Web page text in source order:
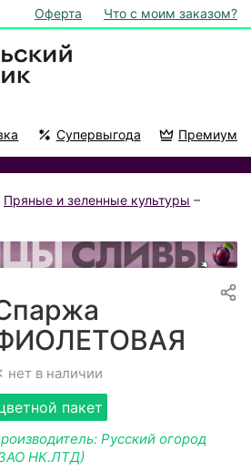
Оферта Что с моим заказом?
Супервыгода Премиум
Пряные и зеленные культуры –
нет в наличии
пакет
Русский огород
НК.ЛТД)